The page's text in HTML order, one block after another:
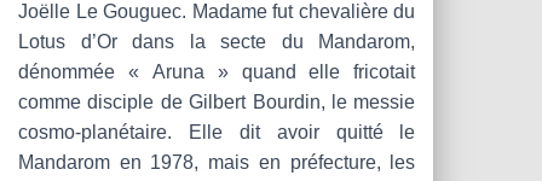
Joëlle Le Gouguec. Madame fut chevalière du
Lotus d’Or dans la secte du Mandarom,
dénommée « Aruna » quand elle fricotait
comme disciple de Gilbert Bourdin, le messie
cosmo-planétaire. Elle dit avoir quitté le
Mandarom en 1978, mais en préfecture, les